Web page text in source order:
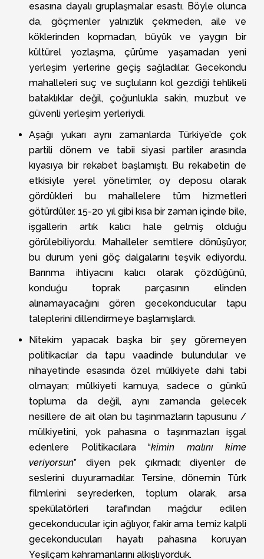
esasına dayalı gruplaşmalar esastı. Böyle olunca
da, göçmenler yalnızlık çekmeden, aile ve
köklerinden kopmadan, büyük ve yaygın bir
kültürel yozlaşma, çürüme yaşamadan yeni
yerleşim yerlerine geçiş sağladılar. Gecekondu
mahalleleri suç ve suçluların kol gezdiği tehlikeli
bataklıklar değil, çoğunlukla sakin, muzbut ve
güvenli yerleşim yerleriydi.
Aşağı yukarı aynı zamanlarda Türkiye’de çok
partili dönem ve tabii siyasi partiler arasında
kıyasıya bir rekabet başlamıştı. Bu rekabetin de
etkisiyle yerel yönetimler, oy deposu olarak
gördükleri bu mahallelere tüm hizmetleri
götürdüler. 15-20 yıl gibi kısa bir zaman içinde bile,
işgallerin artık kalıcı hale gelmiş olduğu
görülebiliyordu. Mahalleler semtlere dönüşüyor,
bu durum yeni göç dalgalarını teşvik ediyordu.
Barınma ihtiyacını kalıcı olarak çözdüğünü,
konduğu toprak parçasının elinden
alınamayacağını gören gecekonducular tapu
taleplerini dillendirmeye başlamışlardı.
Nitekim yapacak başka bir şey göremeyen
politikacılar da tapu vaadinde bulundular ve
nihayetinde esasında özel mülkiyete dahi tabi
olmayan; mülkiyeti kamuya, sadece o günkü
topluma da değil, aynı zamanda gelecek
nesillere de ait olan bu taşınmazların tapusunu /
mülkiyetini, yok pahasına o taşınmazları işgal
edenlere Politikacılara “kimin malını kime
veriyorsun” diyen pek çıkmadı; diyenler de
seslerini duyuramadılar. Tersine, dönemin Türk
filmlerini seyrederken, toplum olarak, arsa
spekülatörleri tarafından mağdur edilen
gecekonducular için ağlıyor, fakir ama temiz kalpli
gecekonducuları hayatı pahasına koruyan
Yeşilçam kahramanlarını alkışlıyorduk.